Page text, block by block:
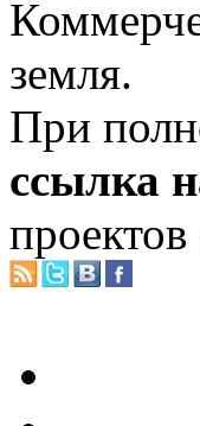
земля.
При
ссылка
проектов